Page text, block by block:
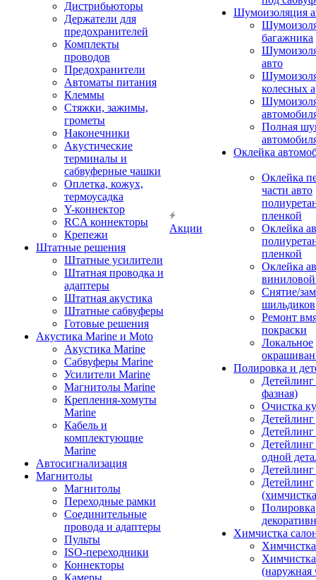
Дистрибьюторы
Держатели для
предохранителей
Комплекты
проводов
Предохранители
Автоматы питания
Клеммы
Стяжки, зажимы,
грометы
Наконечники
Акустические
терминалы и
сабвуферные чашки
Оплетка, кожух,
термоусадка
Y-коннектор
RCA коннекторы
Крепежи
Штатные решения
Штатные усилители
Штатная проводка и
адаптеры
Штатная акустика
Штатные сабвуферы
Готовые решения
Акустика Marine и Moto
Акустика Marine
Сабвуферы Marine
Усилители Marine
Магнитолы Marine
Крепления-хомуты
Marine
Кабель и
комплектующие
Marine
Автосигнализация
Магнитолы
Магнитолы
Переходные рамки
Соединительные
провода и адаптеры
Пульты
ISO-переходники
Коннекторы
Камеры
Акции
Шумоизоляция
багажника
авто
колесных
Полная
Оклейка
Оклейка
части авто
пленкой
Оклейка
пленкой
Оклейка
Снятие/
шильдиков
Ремонт
покраски
Локальное
Полировка и
фазная)
Очистка
Детейлинг
одной
Детейлинг
Полировка
Химчистка
(наружная